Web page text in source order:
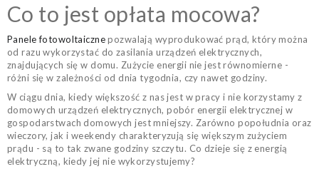
Co to jest opłata mocowa?
Panele fotowoltaicznepozwalają wyprodukować prąd, który można
od razu wykorzystać do zasilania urządzeń elektrycznych,
znajdujących się w domu. Zużycie energii nie jest równomierne -
różni się w zależności od dnia tygodnia, czy nawet godziny.
W ciągu dnia, kiedy większość z nas jest w pracy i nie korzystamy z
domowych urządzeń elektrycznych, pobór energii elektrycznej w
gospodarstwach domowych jest mniejszy. Zarówno popołudnia oraz
wieczory, jak i weekendy charakteryzują się większym zużyciem
prądu - są to tak zwane godziny szczytu. Co dzieje się z energią
elektryczną, kiedy jej nie wykorzystujemy?